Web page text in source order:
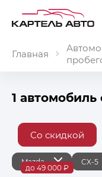
Главная
1
Mazda CX‑5
Со скидкой
до 49 000 ₽